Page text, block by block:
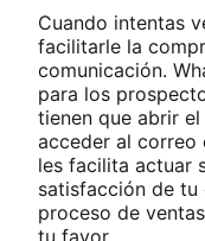
Cuando intentas
facilitarle la
comunicación.
para los
tienen que abrir
acceder al correo
les facilita actuar
satisfacción de
proceso de
tu favor.